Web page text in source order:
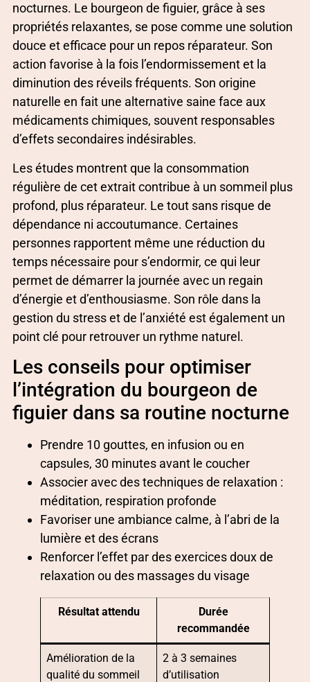
nocturnes. Le bourgeon de figuier, grâce à ses
propriétés relaxantes, se pose comme une solution
douce et efficace pour un repos réparateur. Son
action favorise à la fois l’endormissement et la
diminution des réveils fréquents. Son origine
naturelle en fait une alternative saine face aux
médicaments chimiques, souvent responsables
d’effets secondaires indésirables.
Les études montrent que la consommation
régulière de cet extrait contribue à un sommeil plus
profond, plus réparateur. Le tout sans risque de
dépendance ni accoutumance. Certaines
personnes rapportent même une réduction du
temps nécessaire pour s’endormir, ce qui leur
permet de démarrer la journée avec un regain
d’énergie et d’enthousiasme. Son rôle dans la
gestion du stress et de l’anxiété est également un
point clé pour retrouver un rythme naturel.
Les conseils pour optimiser
l’intégration du bourgeon de
figuier dans sa routine nocturne
Prendre 10 gouttes, en infusion ou en
capsules, 30 minutes avant le coucher
Associer avec des techniques de relaxation :
méditation, respiration profonde
Favoriser une ambiance calme, à l’abri de la
lumière et des écrans
Renforcer l’effet par des exercices doux de
relaxation ou des massages du visage
Résultat attendu
Durée
recommandée
Amélioration de la
qualité du sommeil
2 à 3 semaines
d’utilisation